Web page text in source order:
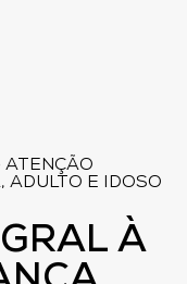
ATENÇÃO
ADULTO E IDOSO
À